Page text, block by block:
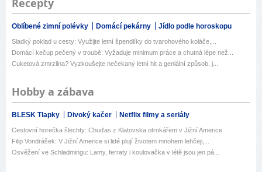
Recepty
Oblíbené zimní polévky Domácí pekárny Jídlo podle horoskopu
Sladký poklad u cesty: Využijte letní špendlíky do tvarohového koláče,...
Domácí kečup pečený v troubě: Vyžaduje minimum práce a chutná lépe než...
Cuketová zmrzlina? Vyzkoušejte nečekaný letní hit a geniální způsob, j...
Hobby a zábava
BLESK Tlapky Divoký kačer Netflix filmy a seriály
Cestovní horečka šlechty: Chuďas z Klatovska otrokářem v Jižní Americe
Filip Vondrášek: V Jižní Americe si lidé plují životem mnohem lehčeji,...
Osvěžení ve Schladmingu: Lamy, ferraty i koulovačka v létě jsou jen pá...